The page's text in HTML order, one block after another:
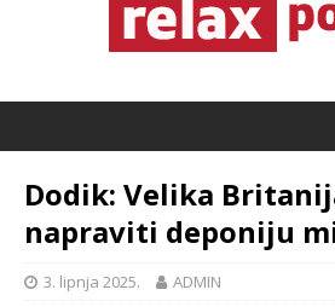
Dodik: Velika
napraviti deponiju
3. lipnja 2025. ADMIN